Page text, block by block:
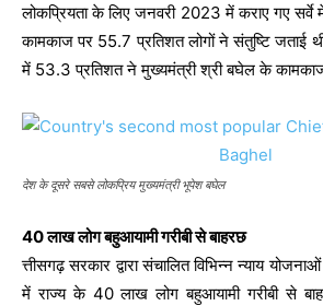
लोकप्रियता के लिए जनवरी 2023 में कराए गए
कामकाज पर 55.7 प्रतिशत लोगों ने संतुष्टि जताई
में 53.3 प्रतिशत ने मुख्यमंत्री श्री बघेल के कामकाज
देश के दूसरे सबसे लोकप्रिय मुख्यमंत्री भूपेश बघेल
40 लाख लोग बहुआयामी गरीबी से बाहरछ
त्तीसगढ़ सरकार द्वारा संचालित विभिन्न न्याय
में राज्य के 40 लाख लोग बहुआयामी गरीबी से